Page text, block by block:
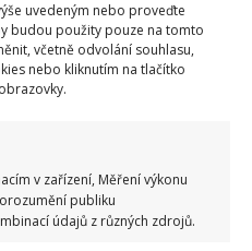
uvedeným nebo proveďte
budou použity pouze na tomto
včetně odvolání souhlasu,
nebo kliknutím na tlačítko
v zařízení, Měření výkonu
publiku
údajů z různých zdrojů.